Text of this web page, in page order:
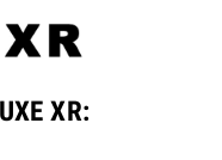
XR: